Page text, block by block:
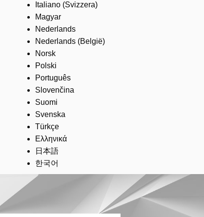
Italiano (Svizzera)
Magyar
Nederlands
Nederlands (België)
Norsk
Polski
Português
Slovenčina
Suomi
Svenska
Türkçe
Ελληνικά
日本語
한국어